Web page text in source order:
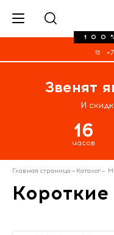
Звенят
И
16
часов
Главная страница— Каталог—
Короткие